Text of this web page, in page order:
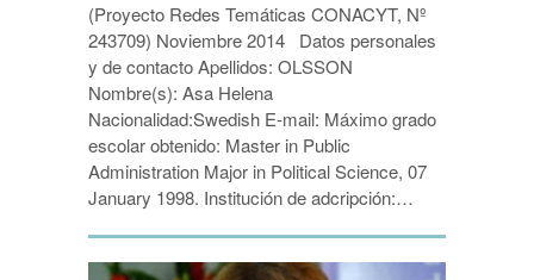
(Proyecto Redes Temáticas CONACYT, Nº
243709) Noviembre 2014 Datos personales
y de contacto Apellidos: OLSSON
Nombre(s): Asa Helena
Nacionalidad:Swedish E-mail: Máximo grado
escolar obtenido: Master in Public
Administration Major in Political Science, 07
January 1998. Institución de adcripción:…